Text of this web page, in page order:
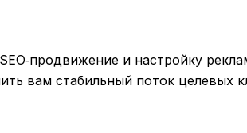
и настройку
вам стабильный поток целевых